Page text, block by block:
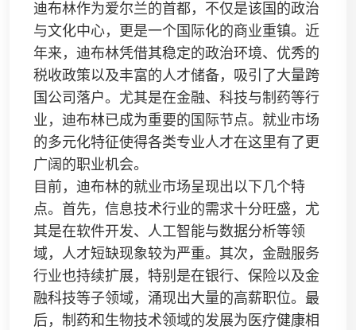
迪布林作为爱尔兰的首都，不仅是该国的政治
与文化中心，更是一个国际化的商业重镇。近
年来，迪布林凭借其稳定的政治环境、优秀的
税收政策以及丰富的人才储备，吸引了大量跨
国公司落户。尤其是在金融、科技与制药等行
业，迪布林已成为重要的国际节点。就业市场
的多元化特征使得各类专业人才在这里有了更
广阔的职业机会。
目前，迪布林的就业市场呈现出以下几个特
点。首先，信息技术行业的需求十分旺盛，尤
其是在软件开发、人工智能与数据分析等领
域，人才短缺现象较为严重。其次，金融服务
行业也持续扩展，特别是在银行、保险以及金
融科技等子领域，涌现出大量的高薪职位。最
后，制药和生物技术领域的发展为医疗健康相